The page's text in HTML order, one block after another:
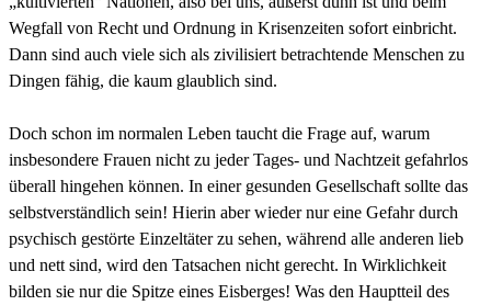
Wegfall von Recht und Ordnung in Krisenzeiten sofort einbricht.
Dann sind auch viele sich als zivilisiert betrachtende Menschen zu
Dingen fähig, die kaum glaublich sind.
Doch schon im normalen Leben taucht die Frage auf, warum
insbesondere Frauen nicht zu jeder Tages- und Nachtzeit gefahrlos
überall hingehen können. In einer gesunden Gesellschaft sollte das
selbstverständlich sein! Hierin aber wieder nur eine Gefahr durch
psychisch gestörte Einzeltäter zu sehen, während alle anderen lieb
und nett sind, wird den Tatsachen nicht gerecht. In Wirklichkeit
bilden sie nur die Spitze eines Eisberges! Was den Hauptteil des